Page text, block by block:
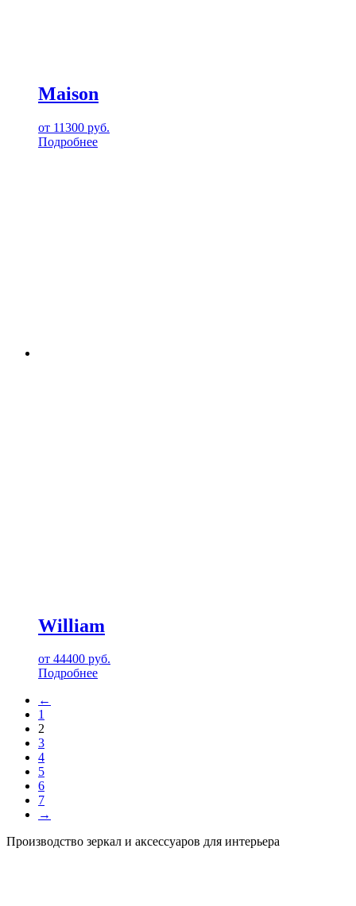
Maison
от 11300 руб.
Подробнее
William
от 44400 руб.
Подробнее
←
1
2
3
4
5
6
7
→
Производство зеркал и аксессуаров для интерьера